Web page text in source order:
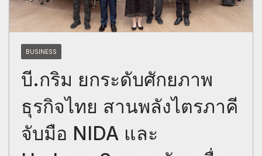
BUSINESS
บี.กริม ยกระดับศักยภาพ
ธุรกิจไทย สานพลังไตรภาคี
จับมือ NIDA และ